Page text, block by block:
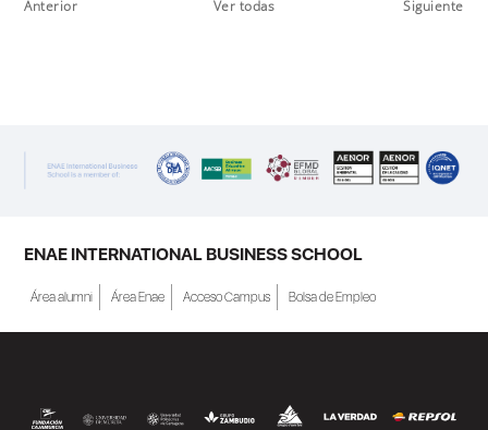
Anterior Ver todas Siguiente
ENAE INTERNATIONAL BUSINESS SCHOOL
Área alumni Área Enae Acceso Campus Bolsa de Empleo